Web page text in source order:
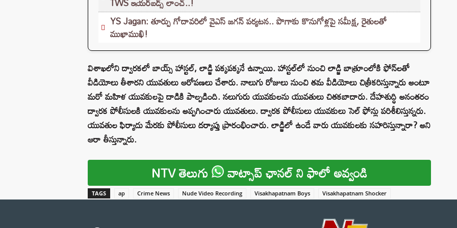
YS Jagan: తూర్పు గోదావరిలో వైఎస్ జగన్ పర్యటన.. పొగాకు కొనుగోళ్లపై సమీక్ష, రైతులతో
ముఖాముఖి!
విశాఖలోని ద్వారకలో బాయ్స్ హాస్టల్, లాడ్జి పక్కపక్కనే ఉన్నాయి. హాస్టల్‌లో నుంచి లాడ్జి బాత్రూంలోకి ఫోన్‌లతో
వీడియోలు తీశారని యువతులు ఆరోపణలు చేశారు. నాలుగు రోజులు నుంచి తమ వీడియోలు చిత్రీకరిస్తున్నారు అంటూ
మరో మహిళ యువకులపై దాడికి పాల్పడింది. నలుగురు యువకులను యువతులు చితకబాదారు. దేహశుద్ధి అనంతరం
ద్వారక పోలీసులకి యువకులను అప్పగించారు యువతులు. ద్వారక పోలీసులు యువకులు సెల్ ఫోన్లు పరిశీలిస్తున్నరు.
యువతుల ఫిర్యాదు మేరకు పోలీసులు దర్యాప్తు ప్రారంభించారు. లాడ్జిలో ఉండే వారు యువకులకు సహరిస్తున్నారా? అని
ఆరా తీస్తున్నారు.
NTV తెలుగు వాట్సాప్ ఛానల్ ని ఫాలో అవ్వండి
TAGS ap Crime News Nude Video Recording Visakhapatnam Boys Visakhapatnam Shocker